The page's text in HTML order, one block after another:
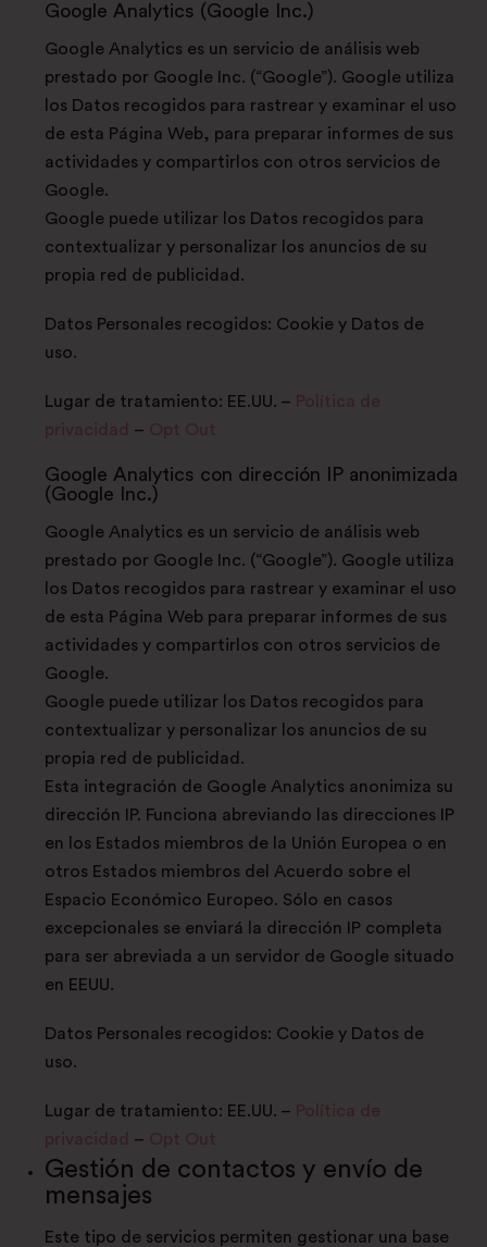
Google Analytics (Google Inc.)
Google Analytics es un servicio de análisis web
prestado por Google Inc. (“Google”). Google utiliza
los Datos recogidos para rastrear y examinar el uso
de esta Página Web, para preparar informes de sus
actividades y compartirlos con otros servicios de
Google.
Google puede utilizar los Datos recogidos para
contextualizar y personalizar los anuncios de su
propia red de publicidad.
Datos Personales recogidos: Cookie y Datos de
uso.
Lugar de tratamiento: EE.UU. – Política de
privacidad
– Opt Out
Google Analytics con dirección IP anonimizada
(Google Inc.)
Google Analytics es un servicio de análisis web
prestado por Google Inc. (“Google”). Google utiliza
los Datos recogidos para rastrear y examinar el uso
de esta Página Web para preparar informes de sus
actividades y compartirlos con otros servicios de
Google.
Google puede utilizar los Datos recogidos para
contextualizar y personalizar los anuncios de su
propia red de publicidad.
Esta integración de Google Analytics anonimiza su
dirección IP. Funciona abreviando las direcciones IP
en los Estados miembros de la Unión Europea o en
otros Estados miembros del Acuerdo sobre el
Espacio Económico Europeo. Sólo en casos
excepcionales se enviará la dirección IP completa
para ser abreviada a un servidor de Google situado
en EEUU.
Datos Personales recogidos: Cookie y Datos de
uso.
Lugar de tratamiento: EE.UU. – Política de
privacidad
– Opt Out
Gestión de contactos y envío de
mensajes
Este tipo de servicios permiten gestionar una base